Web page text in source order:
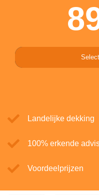
Landelijke dekking
100% erkende
Voordeelprijzen